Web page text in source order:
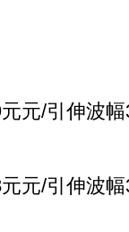
/引伸波幅
/引伸波幅